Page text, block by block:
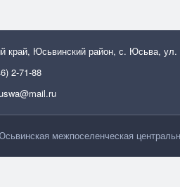
край, Юсьвинский район, с. Юсьва, ул.
2-71-88
межпоселенческая